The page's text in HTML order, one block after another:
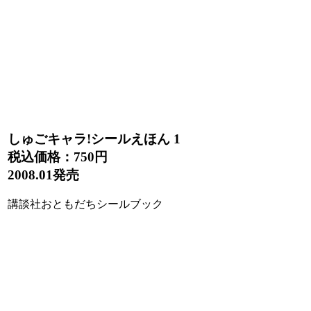
しゅごキャラ!シールえほん 1
税込価格： 750円
2008.01発売
講談社おともだちシールブック